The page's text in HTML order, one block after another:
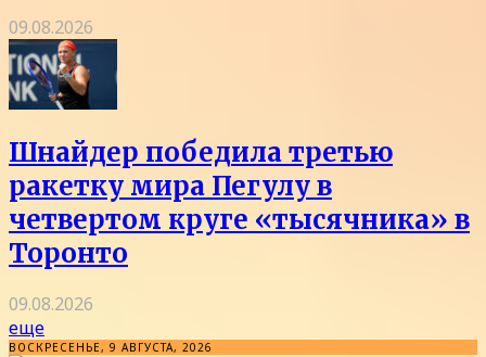
09.08.2026
Шнайдер победила третью
ракетку мира Пегулу в
четвертом круге «тысячника» в
Торонто
09.08.2026
еще
ВОСКРЕСЕНЬЕ, 9 АВГУСТА, 2026